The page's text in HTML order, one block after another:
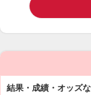
結果・成績・オッズ